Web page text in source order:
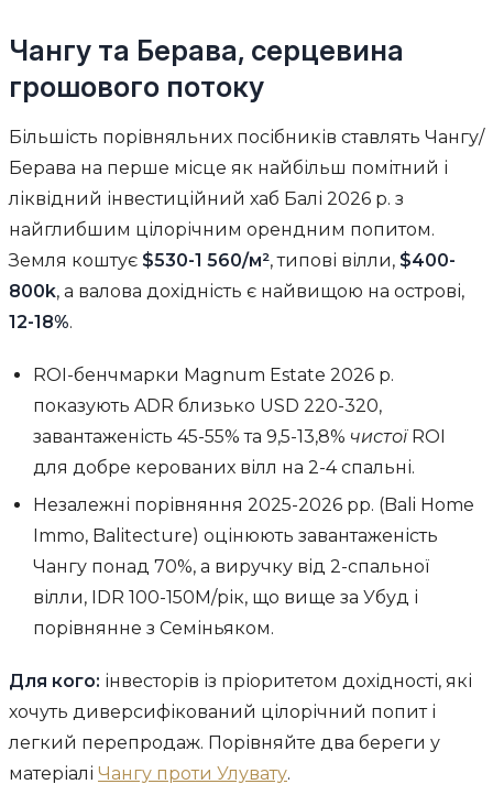
Чангу та Берава, серцевина
грошового потоку
Більшість порівняльних посібників ставлять Чангу/
Берава на перше місце як найбільш помітний і
ліквідний інвестиційний хаб Балі 2026 р. з
найглибшим цілорічним орендним попитом.
Земля коштує $530-1 560/м², типові вілли, $400-
800k, а валова дохідність є найвищою на острові,
12-18%.
ROI-бенчмарки Magnum Estate 2026 р.
показують ADR близько USD 220-320,
завантаженість 45-55% та 9,5-13,8% чистоїROI
для добре керованих вілл на 2-4 спальні.
Незалежні порівняння 2025-2026 рр. (Bali Home
Immo, Balitecture) оцінюють завантаженість
Чангу понад 70%, а виручку від 2-спальної
вілли, IDR 100-150M/рік, що вище за Убуд і
порівнянне з Семіньяком.
Для кого: інвесторів із пріоритетом дохідності, які
хочуть диверсифікований цілорічний попит і
легкий перепродаж. Порівняйте два береги у
матеріалі Чангу проти Улувату.